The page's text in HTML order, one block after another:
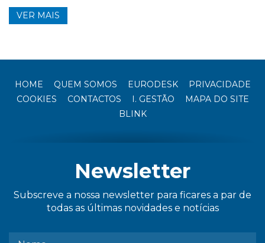
VER MAIS
HOME QUEM SOMOS EURODESK
PRIVACIDADE
COOKIES
CONTACTOS I. GESTÃO
MAPA DO SITE
BLINK
Newsletter
Subscreve a nossa newsletter para ficares a par de
todas as últimas novidades e notícias